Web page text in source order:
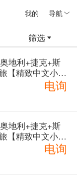
我的 导航
筛选
地利+捷克+斯
【精致中文小
> [编号：3884]
电询
地利+捷克+斯
【精致中文小
> [编号：3138]
电询